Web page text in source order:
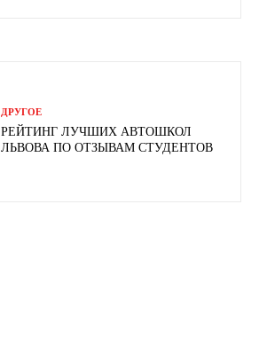
ДРУГОЕ
РЕЙТИНГ ЛУЧШИХ АВТОШКОЛ
ЛЬВОВА ПО ОТЗЫВАМ СТУДЕНТОВ